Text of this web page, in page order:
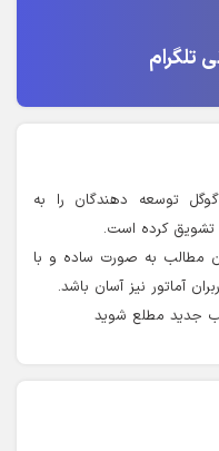
تلگرام
استودیو، گوگل توسعه دهندگان را به
تشویق کرده است.
مطالب به صورت ساده و با
آماتور نیز آسان باشد.
جدید مطلع شوید